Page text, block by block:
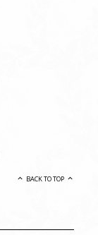
BACK TO TOP